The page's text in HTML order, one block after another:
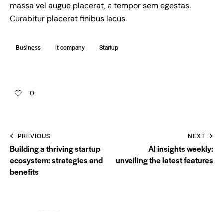
massa vel augue placerat, a tempor sem egestas.
Curabitur placerat finibus lacus.
Business It company Startup
0
PREVIOUS
Building a thriving startup
ecosystem: strategies and
benefits
NEXT
AI insights weekly:
unveiling the latest features